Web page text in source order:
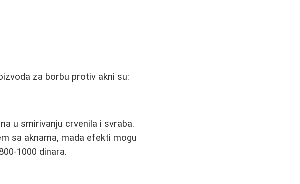
za borbu protiv akni su:
u smirivanju crvenila i svraba.
sa aknama, mada efekti mogu
1000 dinara.